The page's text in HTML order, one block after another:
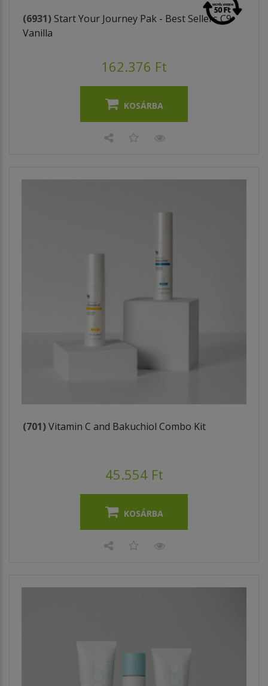
(6931) Start Your Journey Pak - Best Sellers C9
Vanilla
162.376 Ft
KOSÁRBA
(701)Vitamin C and Bakuchiol Combo Kit
45.554 Ft
KOSÁRBA